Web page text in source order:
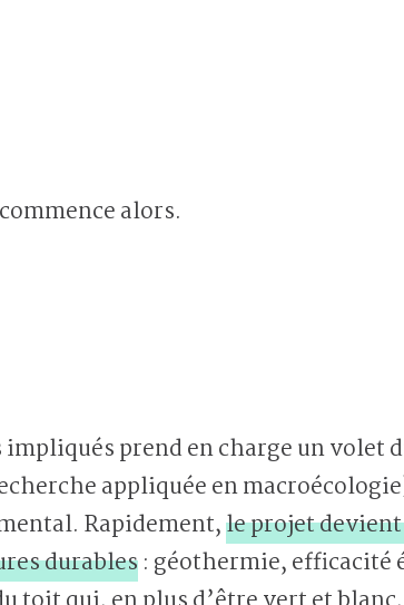
alors.
prend en charge un volet
appliquée en
Rapidement,le projet
durables: géothermie, efficacité